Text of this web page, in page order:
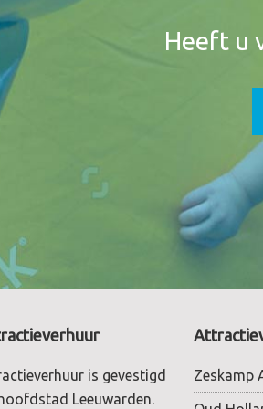
Heeft u
is gevestigd
Leeuwarden.
Zeskamp